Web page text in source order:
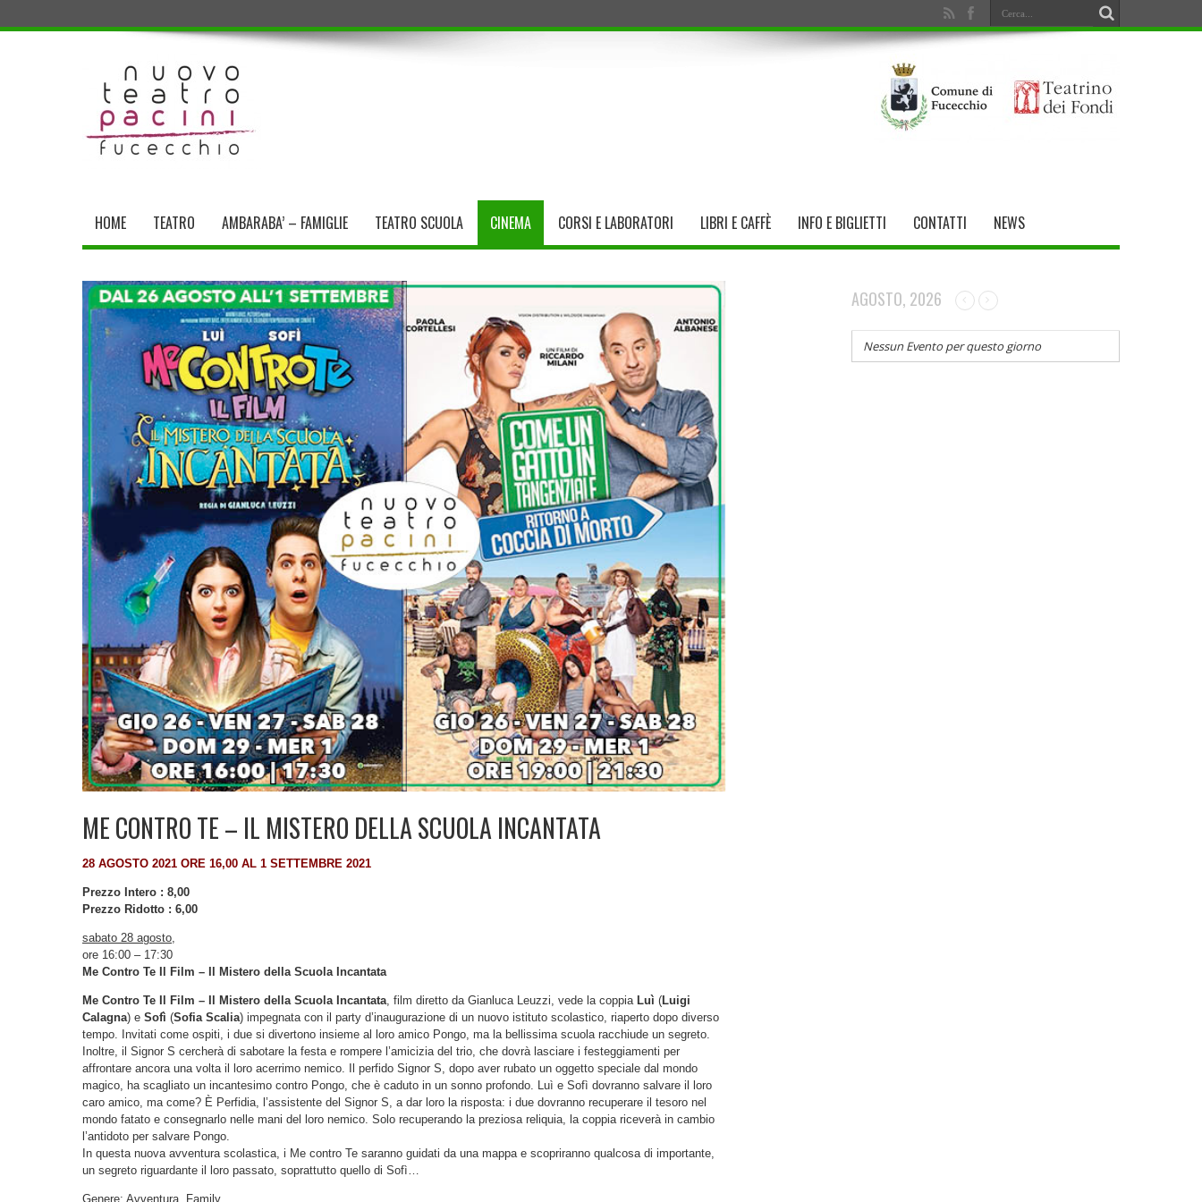
HOME TEATRO AMBARABA’ – FAMIGLIE TEATRO SCUOLA CINEMA CORSI E LABORATORI LIBRI E CAFFÈ INFO E BIGLIETTI CONTATTI NEWS
ME CONTRO TE – IL MISTERO DELLA SCUOLA INCANTATA
28 AGOSTO 2021 ORE 16,00 AL 1 SETTEMBRE 2021
Prezzo Intero : 8,00
Prezzo Ridotto : 6,00
sabato 28 agosto,
ore 16:00 – 17:30
Me Contro Te Il Film – Il Mistero della Scuola Incantata
Me Contro Te Il Film – Il Mistero della Scuola Incantata , film diretto da Gianluca Leuzzi, vede la coppia Luì (Luigi
Calagna) e Sofì (Sofia Scalia) impegnata con il party d’inaugurazione di un nuovo istituto scolastico, riaperto dopo diverso
tempo. Invitati come ospiti, i due si divertono insieme al loro amico Pongo, ma la bellissima scuola racchiude un segreto.
Inoltre, il Signor S cercherà di sabotare la festa e rompere l’amicizia del trio, che dovrà lasciare i festeggiamenti per
affrontare ancora una volta il loro acerrimo nemico. Il perfido Signor S, dopo aver rubato un oggetto speciale dal mondo
magico, ha scagliato un incantesimo contro Pongo, che è caduto in un sonno profondo. Luì e Sofì dovranno salvare il loro
caro amico, ma come? È Perfidia, l’assistente del Signor S, a dar loro la risposta: i due dovranno recuperare il tesoro nel
mondo fatato e consegnarlo nelle mani del loro nemico. Solo recuperando la preziosa reliquia, la coppia riceverà in cambio
l’antidoto per salvare Pongo.
In questa nuova avventura scolastica, i Me contro Te saranno guidati da una mappa e scopriranno qualcosa di importante,
un segreto riguardante il loro passato, soprattutto quello di Sofì…
Genere: Avventura, Family
AGOSTO, 2026
Nessun Evento per questo giorno